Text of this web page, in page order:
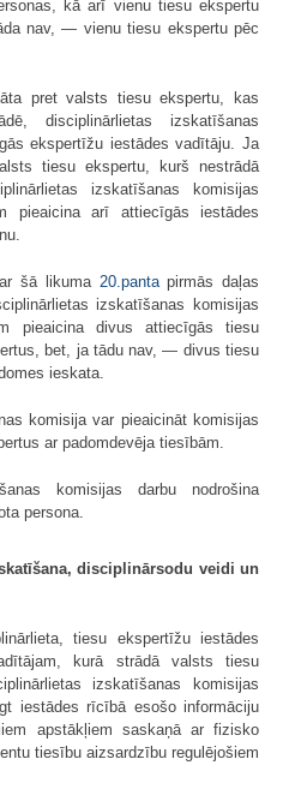
kā arī vienu tiesu ekspertu
nav, — vienu tiesu ekspertu pēc
pret valsts tiesu ekspertu, kas
disciplinārlietas izskatīšanas
ekspertīžu iestādes vadītāju. Ja
tiesu ekspertu, kurš nestrādā
izskatīšanas komisijas
pieaicina arī attiecīgās iestādes
šā likuma 20.pantapirmās daļas
izskatīšanas komisijas
pieaicina divus attiecīgās tiesu
bet, ja tādu nav, — divus tiesu
ieskata.
komisija var pieaicināt komisijas
ar padomdevēja tiesībām.
komisijas darbu nodrošina
persona.
disciplinārsodu veidi un
tiesu ekspertīžu iestādes
kurā strādā valsts tiesu
izskatīšanas komisijas
iestādes rīcībā esošo informāciju
apstākļiem saskaņā ar fizisko
tiesību aizsardzību regulējošiem